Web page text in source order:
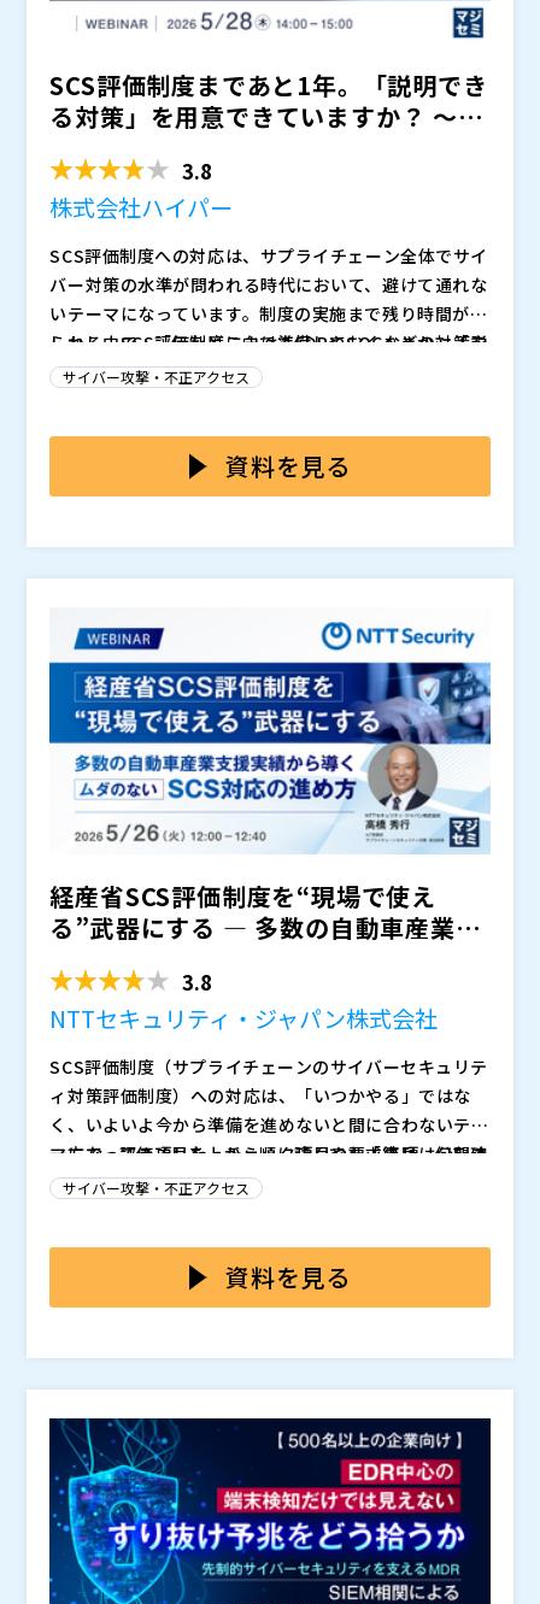
※在籍していない企業名の記載や明らかな氏名の偽り
象外となる可能性がございます。 ※当選発表は厳正
な抽選の上、当選者ご本人様への当選通知メールをもっ
て代えさせていただきます。 ・主催 株式会社マイナ
ビ TECH+セミナー運営事務局
止などの国内事例 ✓ レガシーシステムを触らずに守る
としてのリスク定量化と投資判断
変更となる場合がございますのであらかじめご了承くだ
さい。 ※スケジュールおよびセッション内容は予告な
しに変更になる場合があります。
株式会社マイナビ TECH+セミナー運営事務局（
Ｓｋｙ株式会社（）
Claroty Ltd.（
）
マジセミ株式会社（
※共催、協賛、協力、講演企業は将来的に追加、削除さ
れる可能性があります。
SCS評価制度まであと1年。「説明でき
る対策」を用意できていますか？ 〜事
3.8
株式会社ハイパー
SCS評価制度への対応は、サプライチェーン全体でサイ
バー対策の水準が問われる時代において、避けて通れな
いテーマになっています。制度の実施まで残り時間が限
られる中で、「何をどこまで準備しておくべきか」「説
明できる形で整備できているか」が、現場だけでなく経
ちです。特に、インシデント対応や検知・防御の体制を
強化しようとすると、導入だけでなく継続的な運用まで
備”で終わらせず、事業停止を防ぐ実効性のあるリスク
管理につなげることが求められています。
しかし、SCS評価制度に向けてEDRやSOCなどの対策を
検討すると、コスト面・運用面のハードルが一気に上が
など、継続的な工数がかかるためです。 また、複数拠
点やグループ会社、委託先を含むサプライチェーン全体
け」「体制の維持」が難しくなります。結果として、必
要性は理解していても判断が進まず、対策が後手に回る
応として説明できる対策を、無理なく回せる形で設計す
ることが課題です。
る対策」を整備するための考え方と、事業停止を防ぐた
めのリスク管理の進め方を整理します。 あわせて、EDR
荷を踏まえながら投資を最適化していくための観点（優
先順位付け、運用体制、継続的な改善の回し方など）を
番で整備すべきかを“最短ルート”として分解し、限られ
た期間でも実行に移せる進め方を紹介します。 SCS評
価制度対応をこれから本格化させる方、限られた体制で
実効性ある対策を前に進めたい方は、ぜひご参加くださ
い。
アクロニス・ジャパン株式会社（）
株式会社オープンソース活用研究所（）
※共催、協賛、協力、講演企業は将来的に追加、削除さ
れる可能性があります。
サイバー攻撃・不正アクセス
資料を見る
経産省SCS評価制度を“現場で使え
る”武器にする ― 多数の自動車産業支
3.8
NTTセキュリティ・ジャパン株式会社
SCS評価制度（サプライチェーンのサイバーセキュリテ
ィ対策評価制度）への対応は、「いつかやる」ではな
く、いよいよ今から準備を進めないと間に合わないテー
マになってきました。チェック項目や要求事項は公開さ
れているものの、制度の意図を正しく解釈し、自社の実
ル整備、インシデント対応、教育など）が「制度が求め
る合格水準」を満たしているかどうかの見極めには、高
す。
一方で、評価項目を上から順に読んでも「結局、何を確
認すれば良いのか」「社内のどこに聞けば良いのか」が
チェック”に留まり、実態が追えない状態です。 また、
対策が十分かどうかの判断ができないまま進めると、後
もあります。限られた期間で確実に「合格水準」へ到達
するには、実務に即した鋭い質問で実態を浮き彫りにす
る、プロのノウハウを活用した効率的なアプローチが推
奨されます。
を“実務の質問”に変換しながら現状確認を進める考え方
と進め方を、コンパクトに解説します。 約100社以上の
援実績で得た知見をもとに、「チェック項目を読んでも
動けない」状態から抜け出し、確認すべきポイントと情
報収集の進め方を整理します。 制度対応をこれから本
格化させる方、自社の判断だけで進めることに不安があ
る方は、ぜひお気軽にご参加ください。
株式会社オープンソース活用研究所（）
マジセミ株式会社（）
※共催、協賛、協力、講演企業は将来的に追加、削除さ
れる可能性があります。
サイバー攻撃・不正アクセス
資料を見る